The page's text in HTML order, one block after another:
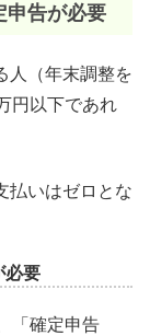
申告が必要
人（年末調整を
円以下であれ
払いはゼロとな
必要
「確定申告